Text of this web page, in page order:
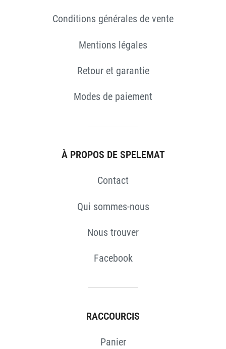
Conditions générales de vente
Mentions légales
Retour et garantie
Modes de paiement
À PROPOS DE SPELEMAT
Contact
Qui sommes-nous
Nous trouver
Facebook
RACCOURCIS
Panier